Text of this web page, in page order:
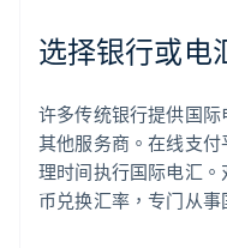
选择银行或电
许多传统银行提供国
其他服务商。在线支
理时间执行国际电汇
币兑换汇率，专门从事